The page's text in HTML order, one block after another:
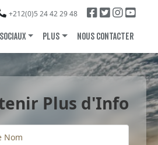
+212(0)5 24 42 29 48
PLUS NOUS CONTACTER
Plus d'Info